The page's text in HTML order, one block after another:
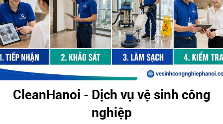
CleanHanoi - Dịch vụ vệ sinh công
nghiệp